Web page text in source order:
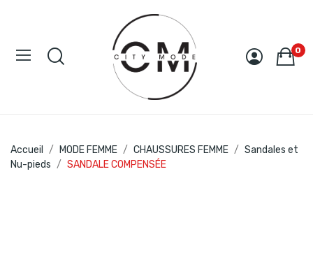
0
Accueil MODE FEMME CHAUSSURES FEMME
Sandales et
Nu-pieds
SANDALE COMPENSÉE